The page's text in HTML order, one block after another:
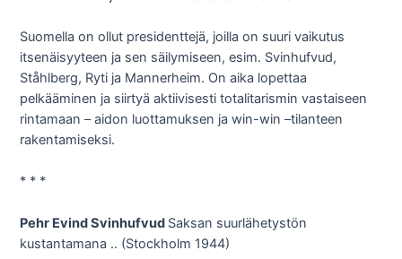
Suomella on ollut presidenttejä, joilla on suuri vaikutus
itsenäisyyteen ja sen säilymiseen, esim. Svinhufvud,
Ståhlberg, Ryti ja Mannerheim. On aika lopettaa
pelkääminen ja siirtyä aktiivisesti totalitarismin vastaiseen
rintamaan – aidon luottamuksen ja win-win –tilanteen
rakentamiseksi.
* * *
Pehr Evind Svinhufvud Saksan suurlähetystön
kustantamana .. (Stockholm 1944)